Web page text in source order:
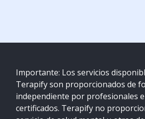
Importante: Los servicios
Terapify son proporcionados de
independiente por profesionales
certificados. Terapify no